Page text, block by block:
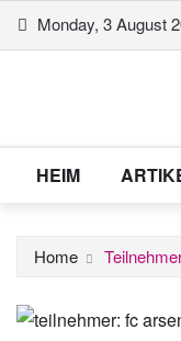
Skip
to
Monday, 3 August
HEIM
Home